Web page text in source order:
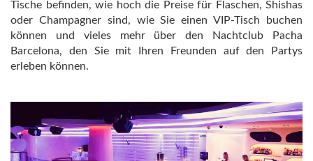
Tische befinden, wie hoch die Preise für Flaschen, Shishas
oder Champagner sind, wie Sie einen VIP-Tisch buchen
können und vieles mehr über den Nachtclub Pacha
Barcelona, den Sie mit Ihren Freunden auf den Partys
erleben können.